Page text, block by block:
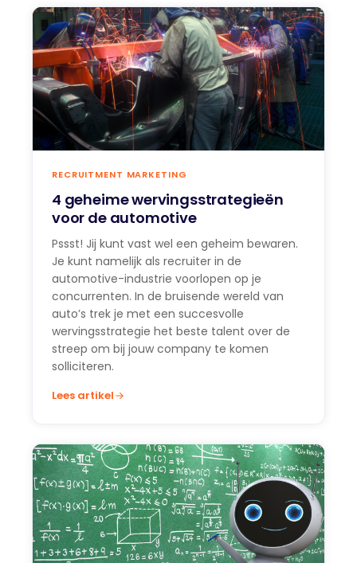
RECRUITMENT MARKETING
4 geheime wervingsstrategieën
voor de automotive
Pssst! Jij kunt vast wel een geheim bewaren.
Je kunt namelijk als recruiter in de
automotive-industrie voorlopen op je
concurrenten. In de bruisende wereld van
auto’s trek je met een succesvolle
wervingsstrategie het beste talent over de
streep om bij jouw company te komen
solliciteren.
Lees artikel